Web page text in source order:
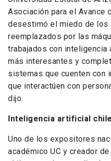
Asociación para el Avance
desestimó el miedo de los
reemplazados por las
trabajados con
más interesantes y
sistemas que cuenten con
que interactúen con
dijo.
Inteligencia artificial
Uno de los expositores
académico UC y creador